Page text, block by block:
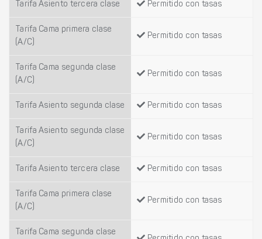
Tarifa Asiento tercera clase Permitido con tasas
Tarifa Cama primera clase
(A/C)
Permitido con tasas
Tarifa Cama segunda clase
(A/C)
Permitido con tasas
Tarifa Asiento segunda clase Permitido con tasas
Tarifa Asiento segunda clase
(A/C)
Permitido con tasas
Tarifa Asiento tercera clase Permitido con tasas
Tarifa Cama primera clase
(A/C)
Permitido con tasas
Tarifa Cama segunda clase